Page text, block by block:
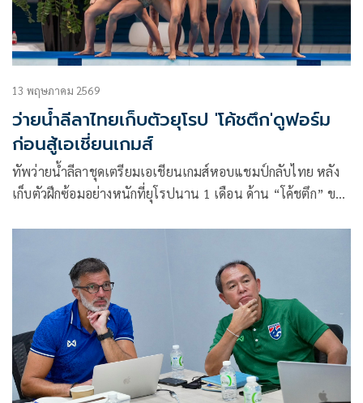
13 พฤษภาคม 2569
ว่ายน้ำลีลาไทยเก็บตัวยุโรป 'โค้ชตึก'ดูฟอร์ม
ก่อนสู้เอเชี่ยนเกมส์
ทัพว่ายน้ำลีลาชุดเตรียมเอเชียนเกมส์หอบแชมป์กลับไทย หลัง
เก็บตัวฝึกซ้อมอย่างหนักที่ยุโรปนาน 1 เดือน ด้าน “โค้ชตึก” ขอ
ต้องทำผลงานให้ดีกว่าเอเชียนเกมส์ครั้งที่แล้ว